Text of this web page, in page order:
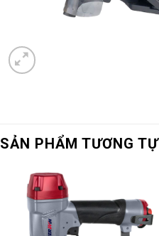
SẢN PHẨM TƯƠNG TỰ